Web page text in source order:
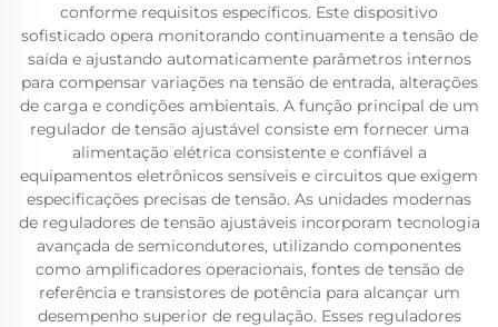
conforme requisitos específicos. Este dispositivo
sofisticado opera monitorando continuamente a tensão de
saída e ajustando automaticamente parâmetros internos
para compensar variações na tensão de entrada, alterações
de carga e condições ambientais. A função principal de um
regulador de tensão ajustável consiste em fornecer uma
alimentação elétrica consistente e confiável a
equipamentos eletrônicos sensíveis e circuitos que exigem
especificações precisas de tensão. As unidades modernas
de reguladores de tensão ajustáveis incorporam tecnologia
avançada de semicondutores, utilizando componentes
como amplificadores operacionais, fontes de tensão de
referência e transistores de potência para alcançar um
desempenho superior de regulação. Esses reguladores